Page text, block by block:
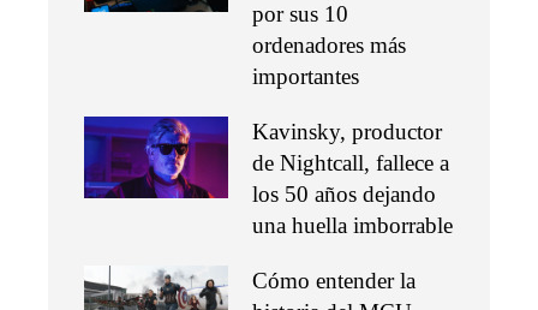
por sus 10
ordenadores más
importantes
Kavinsky, productor
de Nightcall, fallece a
los 50 años dejando
una huella imborrable
Cómo entender la